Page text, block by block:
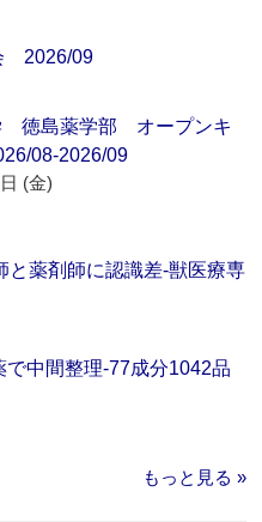
2026/09
徳島薬学部 オープンキ
08-2026/09
(金)
と薬剤師に認識差‐獣医療専
で中間整理‐77成分1042品
もっと見る »